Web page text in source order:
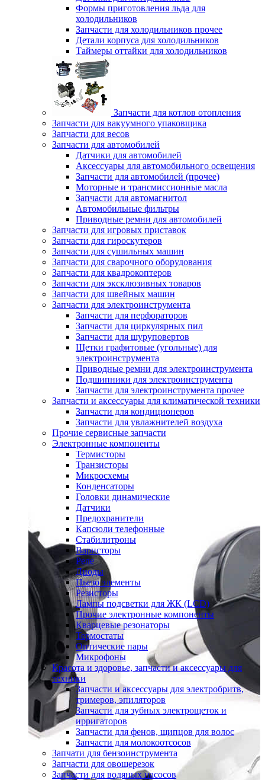
Формы приготовления льда для
холодильников
Запчасти для холодильников прочее
Детали корпуса для холодильников
Таймеры оттайки для холодильников
Запчасти для котлов отопления
Запчасти для вакуумного упаковщика
Запчасти для весов
Запчасти для автомобилей
Датчики для автомобилей
Аксессуары для автомобильного освещения
Запчасти для автомобилей (прочее)
Моторные и трансмиссионные масла
Запчасти для автомагнитол
Автомобильные фильтры
Приводные ремни для автомобилей
Запчасти для игровых приставок
Запчасти для гироскутеров
Запчасти для сушильных машин
Запчасти для сварочного оборудования
Запчасти для квадрокоптеров
Запчасти для эксклюзивных товаров
Запчасти для швейных машин
Запчасти для электроинструмента
Запчасти для перфораторов
Запчасти для циркулярных пил
Запчасти для шуруповертов
Щетки графитовые (угольные) для
электроинструмента
Приводные ремни для электроинструмента
Подшипники для электроинструмента
Запчасти для электроинструмента прочее
Запчасти и аксессуары для климатической техники
Запчасти для кондиционеров
Запчасти для увлажнителей воздуха
Прочие сервисные запчасти
Электронные компоненты
Термисторы
Транзисторы
Микросхемы
Конденсаторы
Головки динамические
Датчики
Предохранители
Капсюли телефонные
Стабилитроны
Варисторы
Реле
Диоды
Пьезо элементы
Резисторы
Лампы подсветки для ЖК (LCD)
Прочие электронные компоненты
Кварцевые резонаторы
Термостаты
Оптические пары
Микрофоны
Красота и здоровье, запчасти и аксессуары для
техники
Запчасти и аксессуары для электробритв,
тримеров, эпиляторов
Запчасти для зубных электрощеток и
ирригаторов
Запчасти для фенов, щипцов для волос
Запчасти для молокоотсосов
Запчати для бензоинструмента
Запчасти для овощерезок
Запчасти для водяных насосов